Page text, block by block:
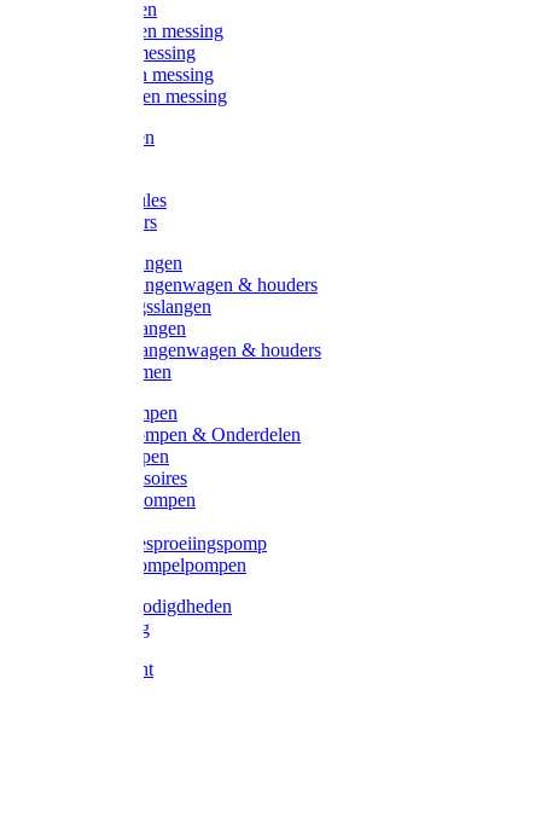
Kogelkranen
Koppelingen messing
Sproeiers messing
Tuinspuiten messing
Slangstukken messing
Handspuiten
Kunststoftules
Regenmeters
Overige slangen
Overige slangenwagen & houders
Beregeningsslangen
Gardena slangen
Gardena slangenwagen & houders
Slangklemmen
Leader pompen
Zwengelpompen & Onderdelen
Ebara pompen
Pompaccessoires
Excellent pompen
Gardena besproeiingspomp
Gardena dompelpompen
Tyleen benodigdheden
Tyleenslang
Lange bocht